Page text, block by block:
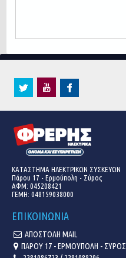
ΚΑΤΑΣΤΗΜΑ ΗΛΕΚΤΡΙΚΩΝ ΣΥΣΚΕΥΩΝ
Πάρου 17 - Ερμούπολη - Σύρος
ΑΦΜ: 045208421
ΓΕΜΗ: 048159038000
ΕΠΙΚΟΙΝΩΝΙΑ
ΑΠΟΣΤΟΛΗ MAIL
ΠΑΡΟΥ 17 - ΕΡΜΟΥΠΟΛΗ - ΣΥΡΟΣ